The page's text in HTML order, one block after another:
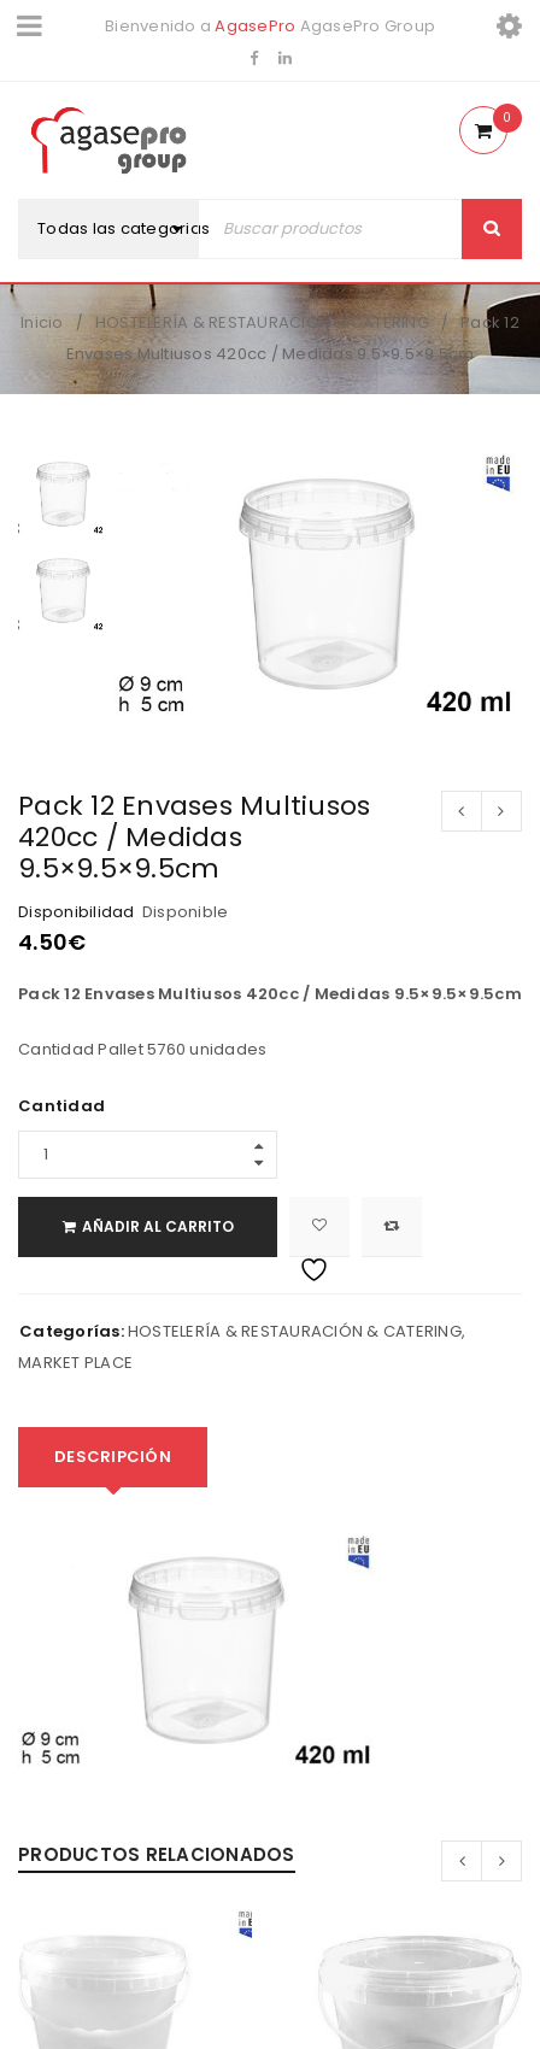
Bienvenido aAgasePro AgasePro Group
Todas las categorias
0
Inicio / HOSTELERÍA & RESTAURACIÓN & CATERING /
Pack 12
Envases Multiusos 420cc / Medidas 9.5×9.5×9.5cm
Pack 12 Envases Multiusos
420cc / Medidas
9.5×9.5×9.5cm
Disponibilidad Disponible
4.50€
Pack 12 Envases Multiusos 420cc / Medidas 9.5×9.5×9.5cm
Cantidad Pallet 5760 unidades
Cantidad
AÑADIR AL CARRITO
Categorías:HOSTELERÍA & RESTAURACIÓN & CATERING,
MARKET PLACE
DESCRIPCIÓN
PRODUCTOS RELACIONADOS